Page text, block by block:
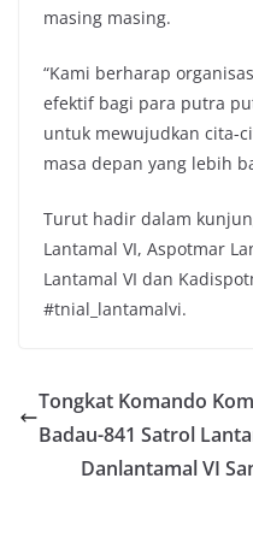
masing masing.
“Kami berharap
efektif bagi para putra
untuk mewujudkan cita-
masa depan yang lebih
Turut hadir dalam
Lantamal VI, Aspotmar
Lantamal VI dan
#tnial_lantamalvi.
Tongkat Komando
Badau-841 Satrol
Danlantamal VI